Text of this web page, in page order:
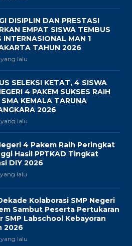
DISIPLIN DAN PRESTASI
EMPAT SISWA TEMBUS
INTERNASIONAL MAN 1
TAHUN 2026
lalu
SELEKSI KETAT, 4 SISWA
4 PAKEM SUKSES RAIH
SMA KEMALA TARUNA
2026
lalu
4 Pakem Raih Peringkat
Hasil PPTKAD Tingkat
DIY 2026
lalu
Kolaborasi SMP Negeri
Sambut Peserta Pertukaran
SMP Labschool Kebayoran
2026
lalu